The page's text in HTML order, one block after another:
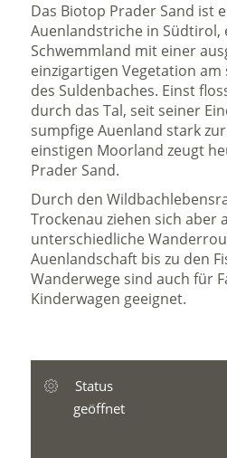
Das Biotop Prader Sand ist
Auenlandstriche in Südtirol,
Schwemmland mit einer
einzigartigen Vegetation am
des Suldenbaches. Einst
durch das Tal, seit seiner
sumpfige Auenland stark
einstigen Moorland zeugt
Prader Sand.
Durch den
Trockenau ziehen sich aber
unterschiedliche
Auenlandschaft bis zu den
Wanderwege sind auch für
Kinderwagen geeignet.
Status
geöffnet